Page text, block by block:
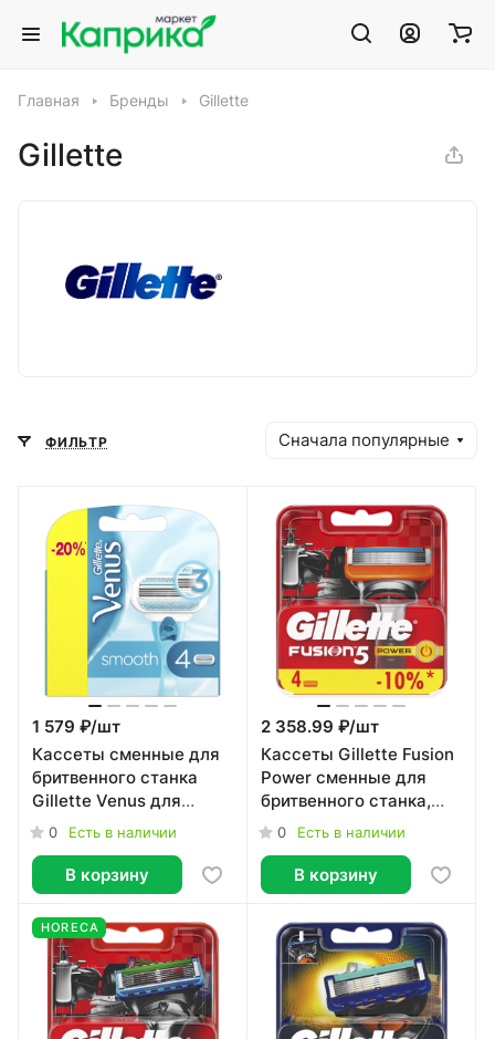
Главная Бренды Gillette
Gillette
ФИЛЬТР Сначала популярные
1 579 ₽/шт
Кассеты сменные для
бритвенного станка
Gillette Venus для
женщин 4 штуки
0 Есть в наличии
В корзину
2 358.99 ₽/шт
Кассеты Gillette Fusion
Power сменные для
бритвенного станка,
4шт
0 Есть в наличии
В корзину
HORECA